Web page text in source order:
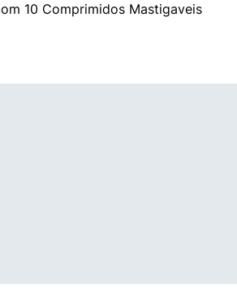
10 Comprimidos Mastigaveis